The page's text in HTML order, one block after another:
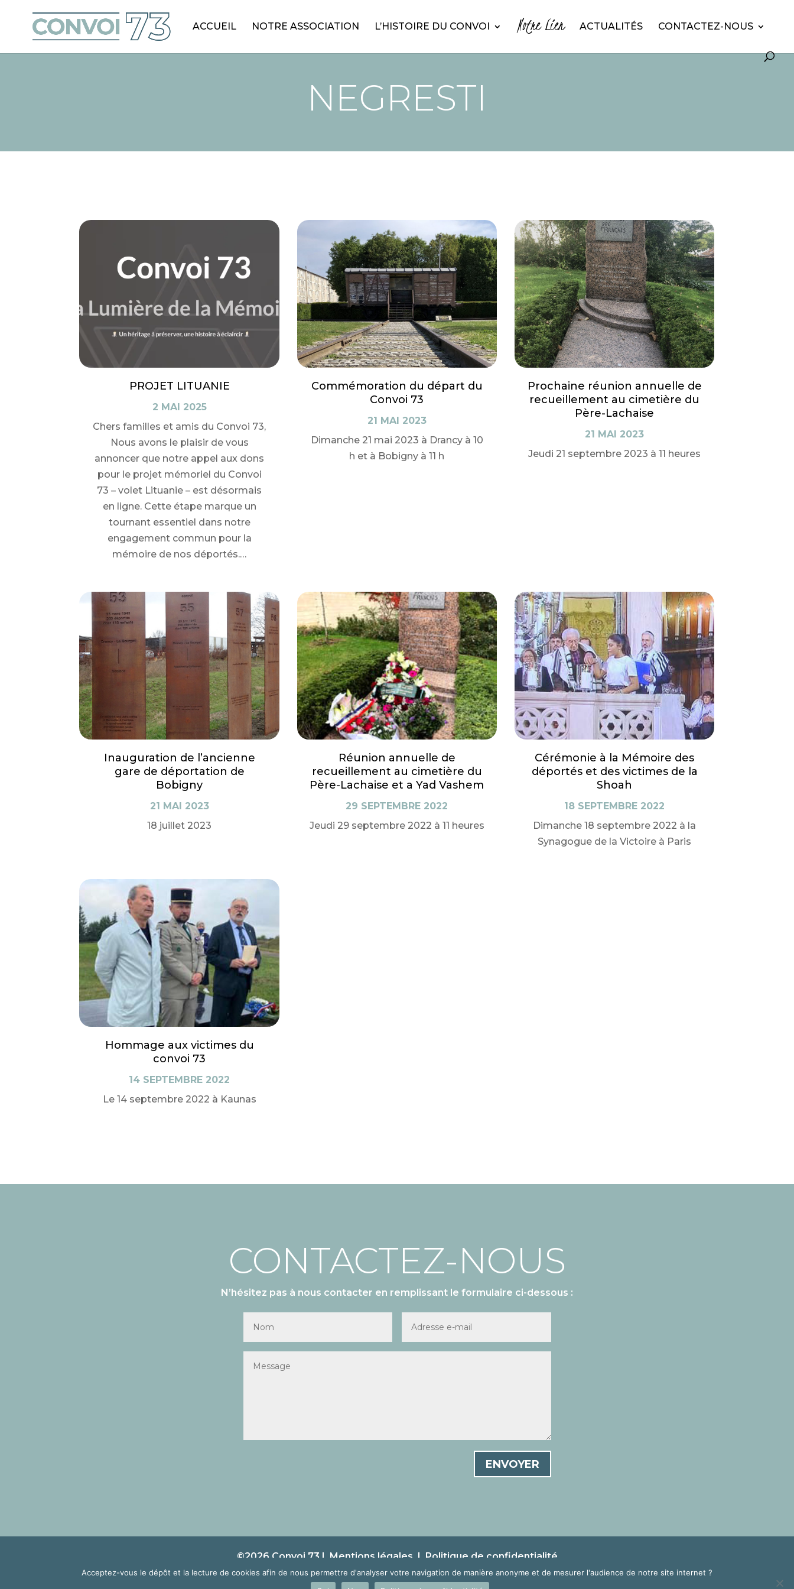
ACCUEIL NOTRE ASSOCIATION L’HISTOIRE DU CONVOI Notre Lien ACTUALITÉS CONTACTEZ-NOUS
NEGRESTI
PROJET LITUANIE
2 MAI 2025
Chers familles et amis du Convoi 73,
Nous avons le plaisir de vous
annoncer que notre appel aux dons
pour le projet mémoriel du Convoi
73 – volet Lituanie – est désormais
en ligne. Cette étape marque un
tournant essentiel dans notre
engagement commun pour la
mémoire de nos déportés.…
Commémoration du départ du
Convoi 73
21 MAI 2023
Dimanche 21 mai 2023 à Drancy à 10
h et à Bobigny à 11 h
Prochaine réunion annuelle de
recueillement au cimetière du
Père-Lachaise
21 MAI 2023
Jeudi 21 septembre 2023 à 11 heures
Inauguration de l’ancienne
gare de déportation de
Bobigny
21 MAI 2023
18 juillet 2023
Réunion annuelle de
recueillement au cimetière du
Père-Lachaise et a Yad Vashem
29 SEPTEMBRE 2022
Jeudi 29 septembre 2022 à 11 heures
Cérémonie à la Mémoire des
déportés et des victimes de la
Shoah
18 SEPTEMBRE 2022
Dimanche 18 septembre 2022 à la
Synagogue de la Victoire à Paris
Hommage aux victimes du
convoi 73
14 SEPTEMBRE 2022
Le 14 septembre 2022 à Kaunas
CONTACTEZ-NOUS
N’hésitez pas à nous contacter en remplissant le formulaire ci-dessous :
ENVOYER
©2026 Convoi 73 | Mentions légales | Politique de confidentialité
Acceptez-vous le dépôt et la lecture de cookies afin de nous permettre d'analyser votre navigation de manière anonyme et de mesurer l'audience de notre site internet ?